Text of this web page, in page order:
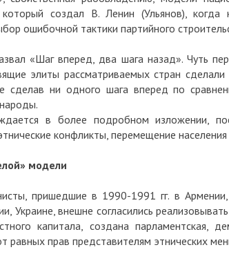
создал В. Ленин (Ульянов), когда
ошибочной тактики партийного
«Шаг вперед, два шага назад». Чуть
элиты рассматриваемых стран
сделав ни одного шага вперед по
в более подробном изложении,
конфликты, перемещение
модели
пришедшие в 1990-1991 гг. в Армении,
Украине, внешне согласились
капитала, создана парламентская,
равных прав представителям этнических